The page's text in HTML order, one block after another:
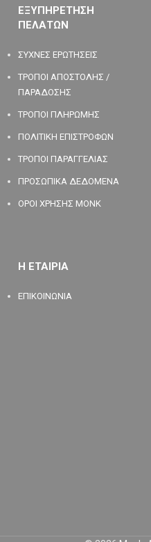
ΕΞΥΠΗΡΕΤΗΣΗ
ΠΕΛΑΤΩΝ
ΣΥΧΝΕΣ ΕΡΩΤΗΣΕΙΣ
ΤΡΟΠΟΙ ΑΠΟΣΤΟΛΗΣ /
ΠΑΡΑΔΟΣΗΣ
ΤΡΟΠΟΙ ΠΛΗΡΩΜΗΣ
ΠΟΛΙΤΙΚΗ ΕΠΙΣΤΡΟΦΩΝ
ΤΡΟΠΟΙ ΠΑΡΑΓΓΕΛΙΑΣ
ΠΡΟΣΩΠΙΚΑ ΔΕΔΟΜΕΝΑ
ΟΡΟΙ ΧΡΗΣΗΣ MONK
Η ΕΤΑΙΡΙΑ
ΕΠΙΚΟΙΝΩΝΙΑ